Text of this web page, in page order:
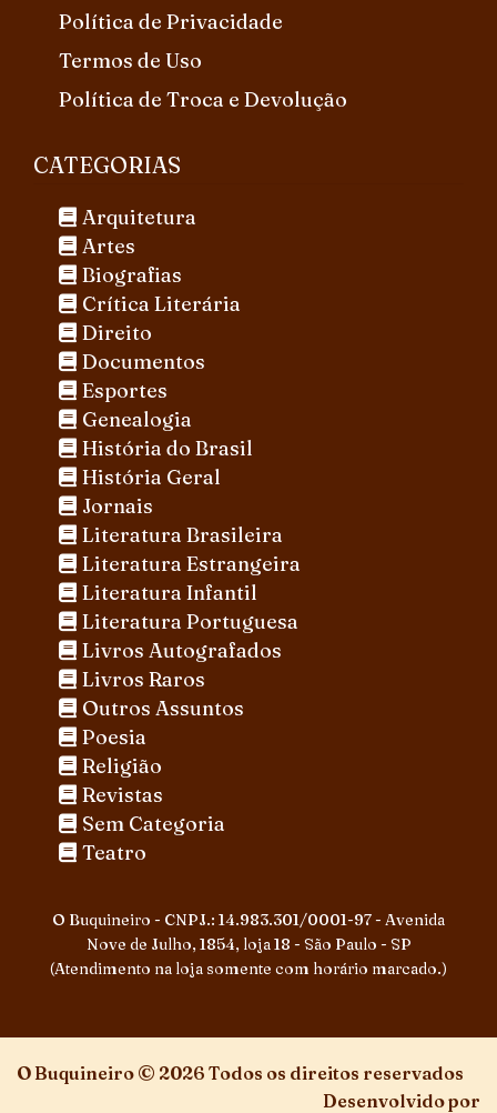
Política de Privacidade
Termos de Uso
Política de Troca e Devolução
CATEGORIAS
Arquitetura
Artes
Biografias
Crítica Literária
Direito
Documentos
Esportes
Genealogia
História do Brasil
História Geral
Jornais
Literatura Brasileira
Literatura Estrangeira
Literatura Infantil
Literatura Portuguesa
Livros Autografados
Livros Raros
Outros Assuntos
Poesia
Religião
Revistas
Sem Categoria
Teatro
O Buquineiro - CNPJ.: 14.983.301/0001-97 - Avenida
Nove de Julho, 1854, loja 18 - São Paulo - SP
(Atendimento na loja somente com horário marcado.)
O Buquineiro © 2026 Todos os direitos reservados
Desenvolvido por